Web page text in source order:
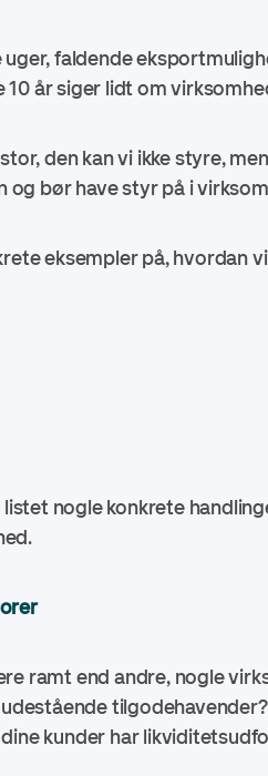
faldende
år siger lidt om
den kan vi ikke styre,
og bør have styr på i
eksempler på, hvordan
nogle konkrete
ramt end andre, nogle
kunder har